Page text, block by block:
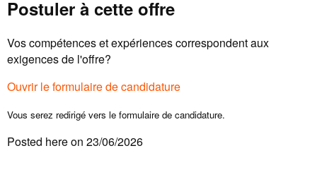
Postuler à cette offre
Vos compétences et expériences correspondent aux
exigences de l'offre?
Ouvrir le formulaire de candidature
Vous serez redirigé vers le formulaire de candidature.
Posted here on 23/06/2026